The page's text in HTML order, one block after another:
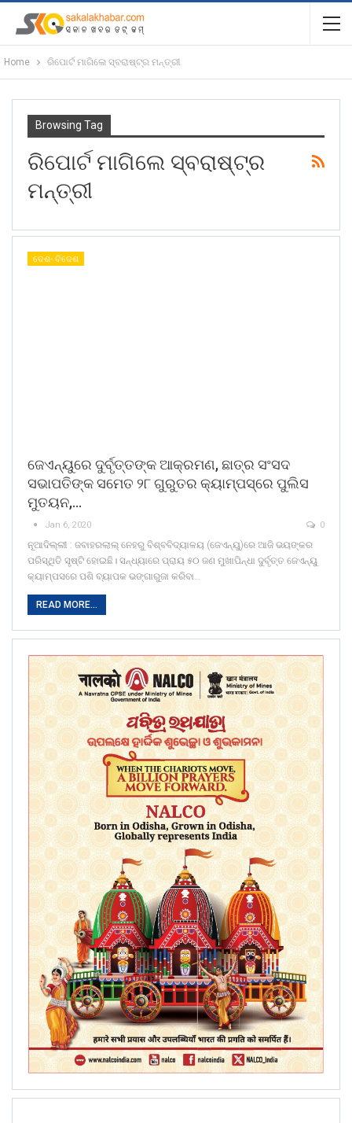
Home ରିପୋର୍ଟ ମାଗିଲେ ସ୍ବରାଷ୍ଟ୍ର ମନ୍ତ୍ରୀ
Browsing Tag
ରିପୋର୍ଟ ମାଗିଲେ ସ୍ବରାଷ୍ଟ୍ର
ମନ୍ତ୍ରୀ
ଦେଶ- ବିଦେଶ
ଜେଏନ୍‌ୟୁରେ ଦୁର୍ବୃତ୍ତଙ୍କ ଆକ୍ରମଣ, ଛାତ୍ର ସଂସଦ
ସଭାପତିଙ୍କ ସମେତ ୨୮ ଗୁରୁତର କ୍ୟାମ୍ପସ୍‌ରେ ପୁଲିସ
ମୁତୟନ,…
Jan 6, 2020 0
ନୂଆଦିଲ୍ଲୀ : ଜବାହରଲାଲ୍‌ ନେହରୁ ବିଶ୍ବବିଦ୍ୟାଳୟ (ଜେଏନ୍‌ୟୁ)ରେ ଆଜି ଭୟଙ୍କର
ପରିସ୍ଥିତି ସୃଷ୍ଟି ହୋଇଛି। ସନ୍ଧ୍ୟାରେ ପ୍ରାୟ ୫୦ ଜଣ ମୁଖାପିନ୍ଧା ଦୁର୍ବୃତ୍ତ ଜେଏନ୍‌ୟୁ
କ୍ୟାମ୍ପ‌ସରେ ପଶି ବ୍ୟାପକ ଭଙ୍ଗାରୁଜା କରିବା…
READ MORE...